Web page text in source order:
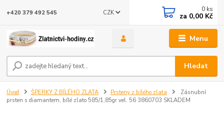
Menu
CZK
Hledat
+420 379 492 545 0 ks
za 0,00 Kč
Úvod ŠPERKY Z BÍLÉHO ZLATA Prsteny z bílého zlata
Zásnubní
prsten s diamantem, bílé zlato 585/1,85gr vel. 56 3860703 SKLADEM